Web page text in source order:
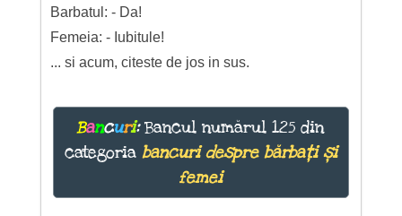
Barbatul: - Da!
Femeia: - Iubitule!
... si acum, citeste de jos in sus.
Bancuri:Bancul numărul 125 din
categoria bancuri despre bărbați și
femei